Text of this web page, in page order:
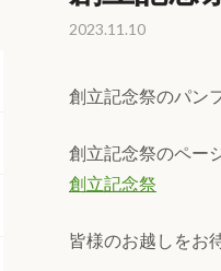
2023.11.10
創立記念祭のパン
創立記念祭のペー
創立記念祭
皆様のお越しをお